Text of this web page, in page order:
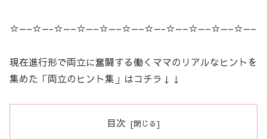
☆—–☆—-☆—–☆—–☆—–☆—–☆—-☆—–☆—–☆—–☆—–
現在進行形で両立に奮闘する働くママのリアルなヒントを
集めた「両立のヒント集」はコチラ↓↓
目次